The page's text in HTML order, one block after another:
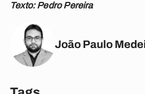
Texto: Pedro Pereira
João Paulo